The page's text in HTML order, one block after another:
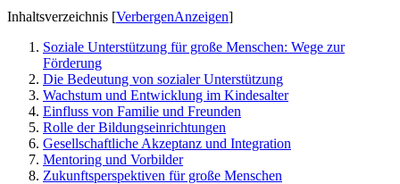
Inhaltsverzeichnis [VerbergenAnzeigen]
Soziale Unterstützung für große Menschen: Wege zur
Förderung
Die Bedeutung von sozialer Unterstützung
Wachstum und Entwicklung im Kindesalter
Einfluss von Familie und Freunden
Rolle der Bildungseinrichtungen
Gesellschaftliche Akzeptanz und Integration
Mentoring und Vorbilder
Zukunftsperspektiven für große Menschen